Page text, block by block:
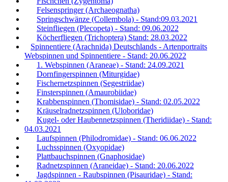
Felsenspringer (Archaeognatha)
Springschwänze (Collembola) - Stand:09.03.2021
Steinfliegen (Plecopeta) - Stand: 09.06.2022
Köcherfliegen (Trichoptera) Stand: 28.03.2022
Spinnentiere (Arachnida) Deutschlands - Artenportraits
Webspinnen und Spinnentiere - Stand: 20.06.2022
1. Webspinnen (Araneae) - Stand: 24.09.2021
Dornfingerspinnen (Miturgidae)
Fischernetzspinnen (Segestriidae)
Finsterspinnen (Amaurobiidae)
Krabbenspinnen (Thomisidae) - Stand: 02.05.2022
Kräuselradnetzspinnen (Uloboridae)
Kugel- oder Haubennetzspinnen (Theridiidae) - Stand:
04.03.2021
Laufspinnen (Philodromidae) - Stand: 06.06.2022
Luchsspinnen (Oxyopidae)
Plattbauchspinnen (Gnaphosidae)
Radnetzspinnen (Araneidae) - Stand: 20.06.2022
Jagdspinnen - Raubspinnen (Pisauridae) - Stand: